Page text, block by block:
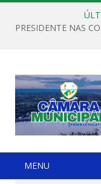
PRESIDENTE NAS
MENU